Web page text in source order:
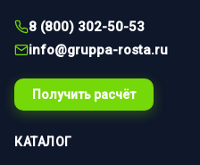
8 (800) 302-50-53
info@gruppa-rosta.ru
Получить расчёт
КАТАЛОГ